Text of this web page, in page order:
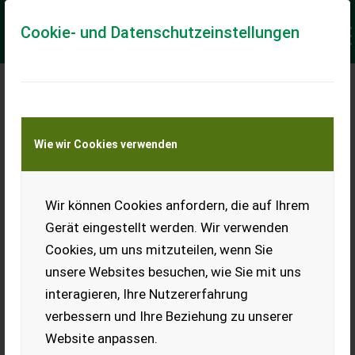
Cookie- und Datenschutzeinstellungen
Wie wir Cookies verwenden
Wir können Cookies anfordern, die auf Ihrem
Gerät eingestellt werden. Wir verwenden
Cookies, um uns mitzuteilen, wenn Sie
unsere Websites besuchen, wie Sie mit uns
interagieren, Ihre Nutzererfahrung
verbessern und Ihre Beziehung zu unserer
Website anpassen.
Keine Anfrage Möglich!
Jetzt Finanzierungsangebot
anfordern
unverbindlich & kostenlos!
Finanzierungsbetrag*